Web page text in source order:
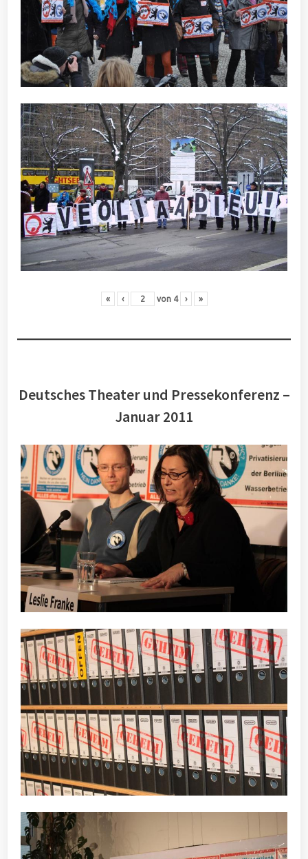
« ‹ von 4 › »
Deutsches Theater und Pressekonferenz –
Januar 2011